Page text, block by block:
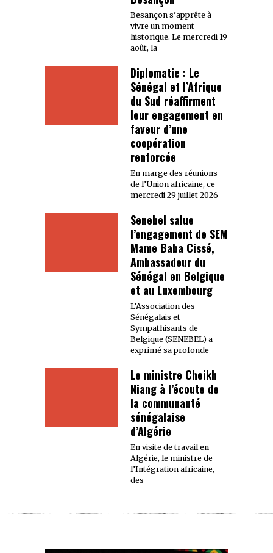
Besançon s’apprête à
vivre un moment
historique. Le mercredi 19
août, la
Diplomatie : Le
Sénégal et l’Afrique
du Sud réaffirment
leur engagement en
faveur d’une
coopération
renforcée
En marge des réunions
de l’Union africaine, ce
mercredi 29 juillet 2026
Senebel salue
l’engagement de SEM
Mame Baba Cissé,
Ambassadeur du
Sénégal en Belgique
et au Luxembourg
L’Association des
Sénégalais et
Sympathisants de
Belgique (SENEBEL) a
exprimé sa profonde
Le ministre Cheikh
Niang à l’écoute de
la communauté
sénégalaise
d’Algérie
En visite de travail en
Algérie, le ministre de
l’Intégration africaine,
des